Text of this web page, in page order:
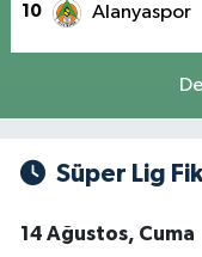
10 Alanyaspor
Süper Lig
14 Ağustos, Cuma